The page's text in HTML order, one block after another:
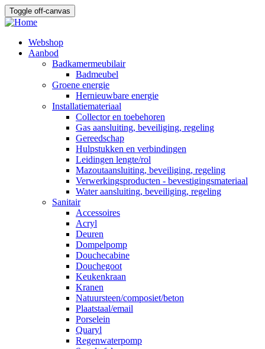
Overslaan
en
inhoud
Toggle off-canvas
Main
navigation
Webshop
Aanbod
Badkamermeubilair
Badmeubel
Groene energie
Hernieuwbare energie
Installatiemateriaal
Collector en toebehoren
Gas aansluiting, beveiliging, regeling
Gereedschap
Hulpstukken en verbindingen
Leidingen lengte/rol
Mazoutaansluiting, beveiliging, regeling
Verwerkingsproducten - bevestigingsmateriaal
Water aansluiting, beveiliging, regeling
Sanitair
Accessoires
Acryl
Deuren
Dompelpomp
Douchecabine
Douchegoot
Keukenkraan
Kranen
Natuursteen/composiet/beton
Plaatstaal/email
Porselein
Quaryl
Regenwaterpomp